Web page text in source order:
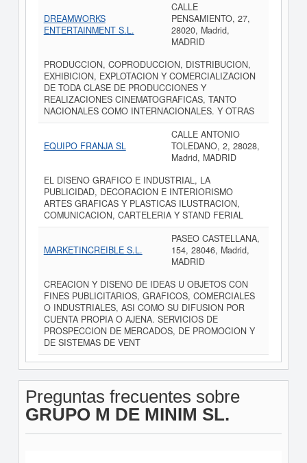
DREAMWORKS
ENTERTAINMENT S.L.
CALLE
PENSAMIENTO, 27,
28020, Madrid,
MADRID
PRODUCCION, COPRODUCCION, DISTRIBUCION,
EXHIBICION, EXPLOTACION Y COMERCIALIZACION
DE TODA CLASE DE PRODUCCIONES Y
REALIZACIONES CINEMATOGRAFICAS, TANTO
NACIONALES COMO INTERNACIONALES. Y OTRAS
EQUIPO FRANJA SL
CALLE ANTONIO
TOLEDANO, 2, 28028,
Madrid, MADRID
EL DISENO GRAFICO E INDUSTRIAL, LA
PUBLICIDAD, DECORACION E INTERIORISMO
ARTES GRAFICAS Y PLASTICAS ILUSTRACION,
COMUNICACION, CARTELERIA Y STAND FERIAL
MARKETINCREIBLE S.L.
PASEO CASTELLANA,
154, 28046, Madrid,
MADRID
CREACION Y DISENO DE IDEAS U OBJETOS CON
FINES PUBLICITARIOS, GRAFICOS, COMERCIALES
O INDUSTRIALES, ASI COMO SU DIFUSION POR
CUENTA PROPIA O AJENA. SERVICIOS DE
PROSPECCION DE MERCADOS, DE PROMOCION Y
DE SISTEMAS DE VENT
Preguntas frecuentes sobre
GRUPO M DE MINIM SL.